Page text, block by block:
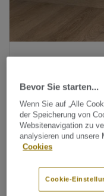
Bevor Sie starten...
Wenn Sie auf „Alle
der Speicherung von
Websitenavigation zu
analysieren und unsere
Cookies
Cookie-